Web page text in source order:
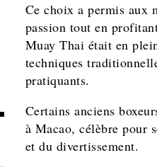
Ce choix a permis aux
passion tout en
Muay Thai était en
techniques
pratiquants.
Certains anciens
à Macao, célèbre pour
et du divertissement.